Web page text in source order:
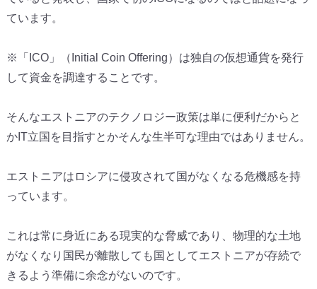
ています。
※「ICO」（Initial Coin Offering）は独自の仮想通貨を発行
して資金を調達することです。
そんなエストニアのテクノロジー政策は単に便利だからと
かIT立国を目指すとかそんな生半可な理由ではありません。
エストニアはロシアに侵攻されて国がなくなる危機感を持
っています。
これは常に身近にある現実的な脅威であり、物理的な土地
がなくなり国民が離散しても国としてエストニアが存続で
きるよう準備に余念がないのです。